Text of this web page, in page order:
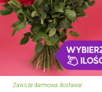
Zawsze darmowa dostawa!